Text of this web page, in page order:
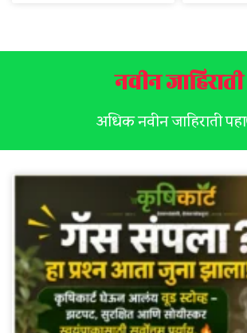
नवीन जाहिराती
अधिक नवीन जाहिराती पहा